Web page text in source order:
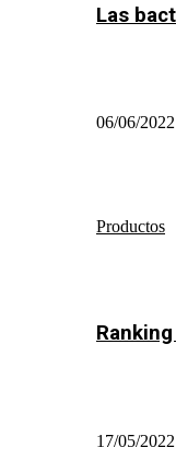
Las
06/06/2022
Productos
17/05/2022